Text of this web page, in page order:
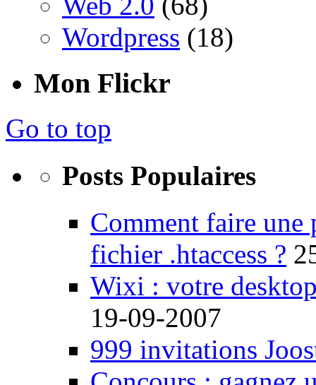
Wordpress (18)
Mon Flickr
Go to top
Posts Populaires
Comment faire une
fichier .htaccess ?
Wixi : votre
19-09-2007
999 invitations